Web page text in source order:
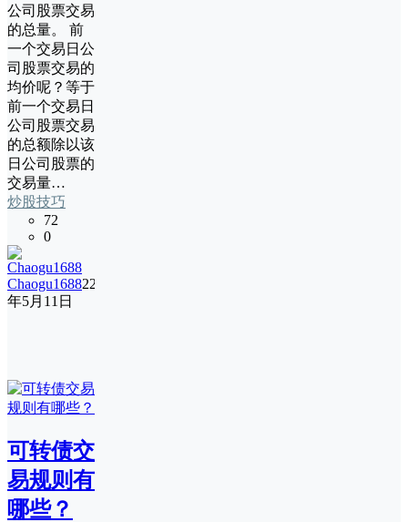
公司股票交易
的总量。 前
一个交易日公
司股票交易的
均价呢？等于
前一个交易日
公司股票交易
的总额除以该
日公司股票的
交易量…
炒股技巧
72
0
Chaogu168822
年5月11日
可转债交
易规则有
哪些？